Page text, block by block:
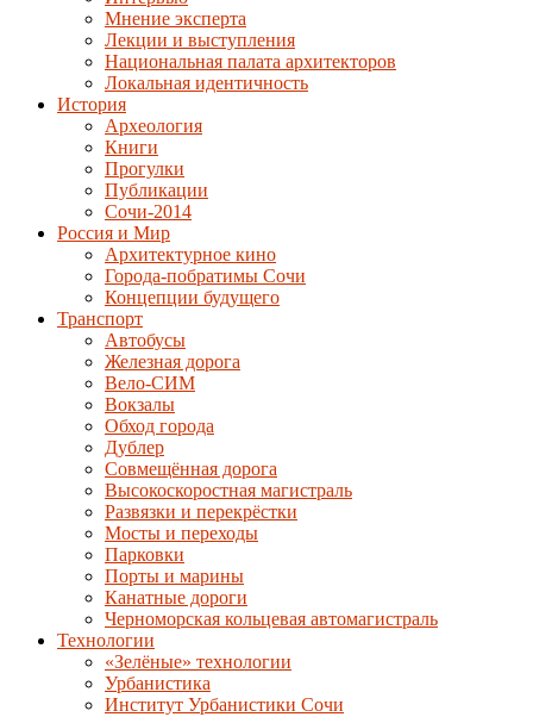
Мнение эксперта
Лекции и выступления
Национальная палата архитекторов
Локальная идентичность
История
Археология
Книги
Прогулки
Публикации
Сочи-2014
Россия и Мир
Архитектурное кино
Города-побратимы Сочи
Концепции будущего
Транспорт
Автобусы
Железная дорога
Вело-СИМ
Вокзалы
Обход города
Дублер
Совмещённая дорога
Высокоскоростная магистраль
Развязки и перекрёстки
Мосты и переходы
Парковки
Порты и марины
Канатные дороги
Черноморская кольцевая автомагистраль
Технологии
«Зелёные» технологии
Урбанистика
Институт Урбанистики Сочи